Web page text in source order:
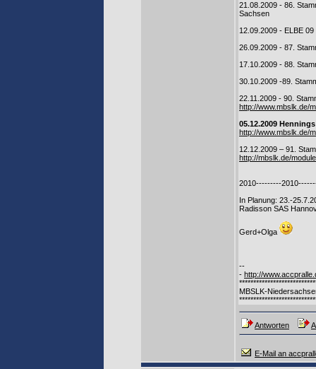
21.08.2009 - 86.
Sachsen
12.09.2009 - ELBE
26.09.2009 - 87.
17.10.2009 - 88.
30.10.2009 -89.
22.11.2009 - 90.
http://www.mbslk.de/
05.12.2009
http://www.mbslk.de/
12.12.2009 – 91.
http://mbslk.de/
2010---------
In Planung: 23.-
Radisson SAS
Gerd+Olga
--
- http://
MBSLK-
Antworten
E-Mail an